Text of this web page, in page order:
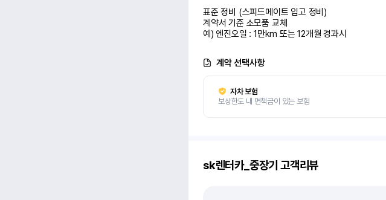
표준 정비 (스피드메이트 입고 정비)
계약서 기준 소모품 교체
예) 엔진오일 : 1만km 또는 12개월 경과시
계약 선택사항
자차 보험
보상한도 내 면책금이 있는 보험
sk렌터카_중장기 고객리뷰